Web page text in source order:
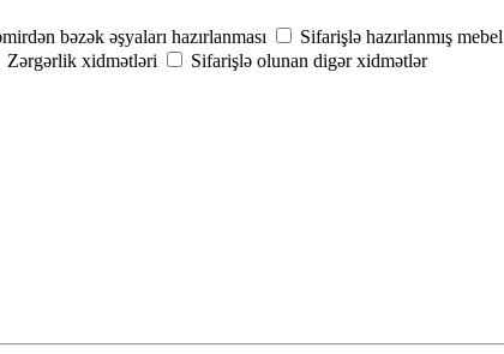
bəzək əşyaları hazırlanması Sifarişlə hazırlanmış mebel
Zərgərlik xidmətləri
Sifarişlə olunan digər xidmətlər